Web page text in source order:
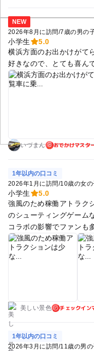
NEW
2026年8月に訪問/7歳の男の
小学生
5.0
横浜方面のお出かけがて
好きなので、とても喜ん
いづまん おでかけマスタ
1年以内の口コミ
2026年1月に訪問/10歳の女の
小学生
5.0
強風のため稼働アトラク
のシューティングゲーム
コラボの影響でファンも
ョンの待ち時間は短くス
びに行けるのが嬉しいポ
美しい景色 チェックイン
1年以内の口コミ
2026年3月に訪問/11歳の男の